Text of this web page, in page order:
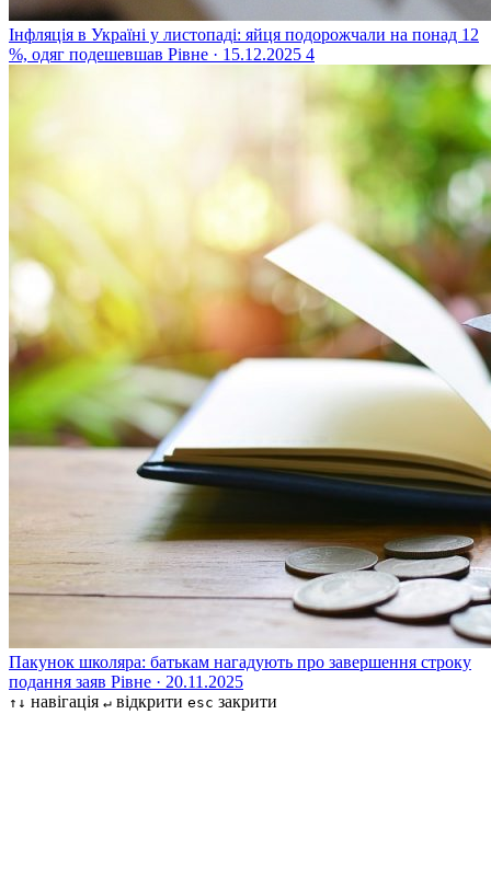
Інфляція в Україні у листопаді: яйця подорожчали на понад 12
%, одяг подешевшав Рівне · 15.12.2025 4
Пакунок школяра: батькам нагадують про завершення строку
подання заяв Рівне · 20.11.2025
↑↓ навігація ↵ відкрити esc закрити